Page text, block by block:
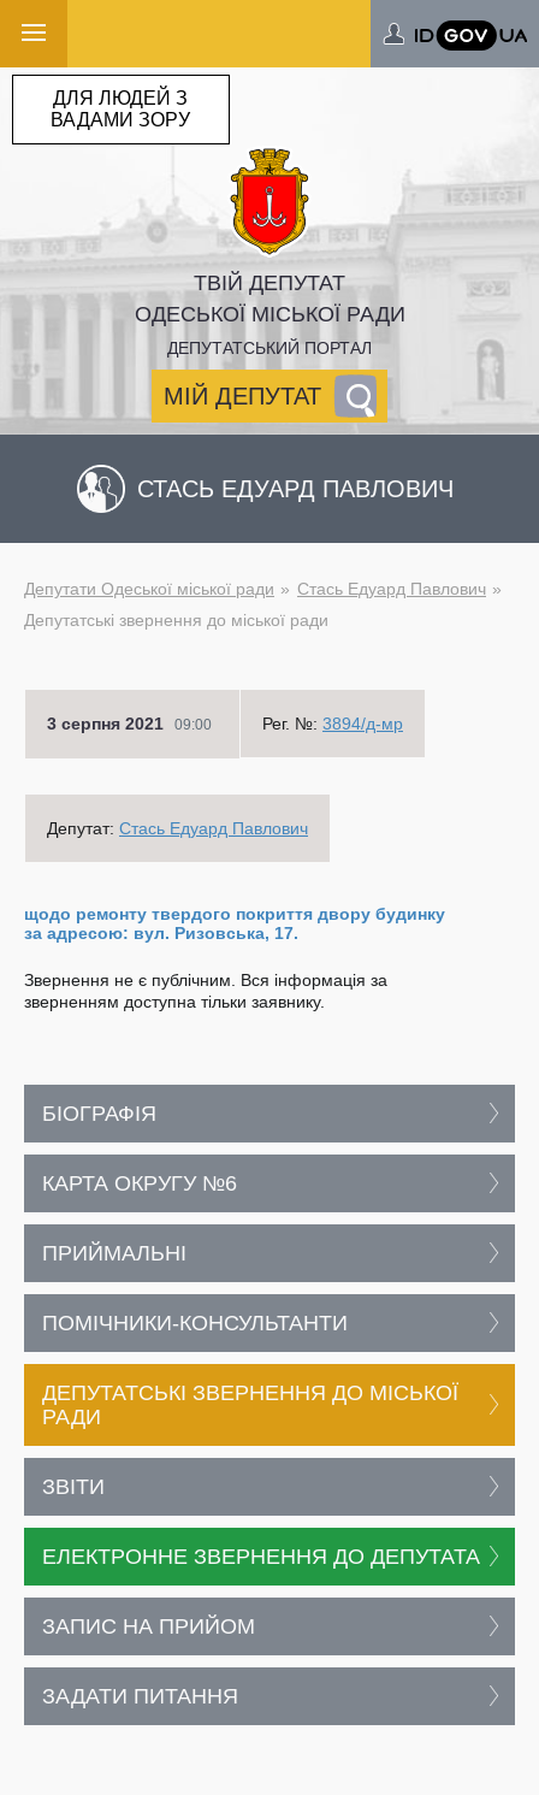
ТВІЙ ДЕПУТАТ
ОДЕСЬКОЇ МІСЬКОЇ РАДИ
ДЕПУТАТСЬКИЙ ПОРТАЛ
МІЙ ДЕПУТАТ
ДЛЯ ЛЮДЕЙ З
ВАДАМИ ЗОРУ
СТАСЬ ЕДУАРД ПАВЛОВИЧ
Депутати Одеської міської ради
Стась Едуард Павлович
Депутатські звернення до міської ради
3 серпня 2021 09:00 Рег. №: 3894/д-мр
Депутат: Стась Едуард Павлович
щодо ремонту твердого покриття двору будинку
за адресою: вул. Ризовська, 17.
Звернення не є публічним. Вся інформація за
зверненням доступна тільки заявнику.
БІОГРАФІЯ
КАРТА ОКРУГУ №6
ПРИЙМАЛЬНІ
ПОМІЧНИКИ-КОНСУЛЬТАНТИ
ДЕПУТАТСЬКІ ЗВЕРНЕННЯ ДО МІСЬКОЇ
РАДИ
ЗВІТИ
ЕЛЕКТРОННЕ ЗВЕРНЕННЯ ДО ДЕПУТАТА
ЗАПИС НА ПРИЙОМ
ЗАДАТИ ПИТАННЯ